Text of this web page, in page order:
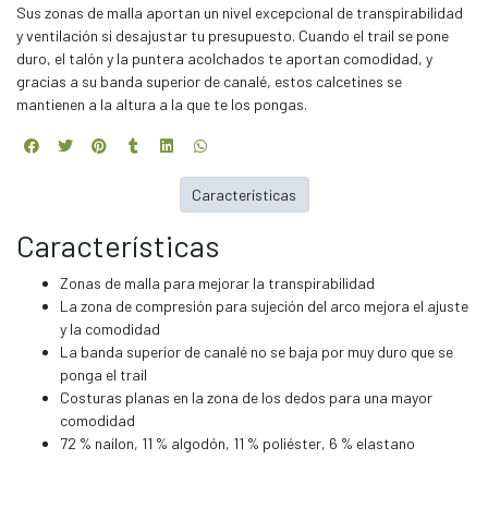
Sus zonas de malla aportan un nivel excepcional de transpirabilidad
y ventilación si desajustar tu presupuesto. Cuando el trail se pone
duro, el talón y la puntera acolchados te aportan comodidad, y
gracias a su banda superior de canalé, estos calcetines se
mantienen a la altura a la que te los pongas.
Características
Zonas de malla para mejorar la transpirabilidad
La zona de compresión para sujeción del arco mejora el ajuste
y la comodidad
La banda superior de canalé no se baja por muy duro que se
ponga el trail
Costuras planas en la zona de los dedos para una mayor
comodidad
72 % nailon, 11 % algodón, 11 % poliéster, 6 % elastano
Características